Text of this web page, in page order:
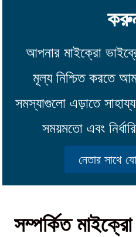
আপনার মাইক্রো
মূল্য নিশ্চিত করতে
সমস্যাগুলো এড়াতে
সময়মতো এবং
নেতার সাথে
সম্পর্কিত